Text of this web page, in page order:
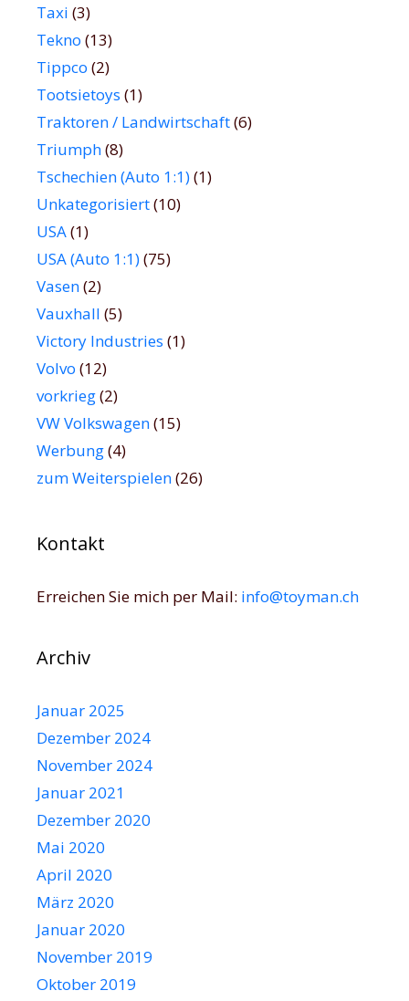
Taxi (3)
Tekno (13)
Tippco (2)
Tootsietoys (1)
Traktoren / Landwirtschaft(6)
Triumph(8)
Tschechien (Auto 1:1)(1)
Unkategorisiert(10)
USA(1)
USA (Auto 1:1)(75)
Vasen(2)
Vauxhall (5)
Victory Industries (1)
Volvo (12)
vorkrieg(2)
VW Volkswagen(15)
Werbung(4)
zum Weiterspielen(26)
Kontakt
Erreichen Sie mich per Mail: info@toyman.ch
Archiv
Januar 2025
Dezember 2024
November 2024
Januar 2021
Dezember 2020
Mai 2020
April 2020
März 2020
Januar 2020
November 2019
Oktober 2019